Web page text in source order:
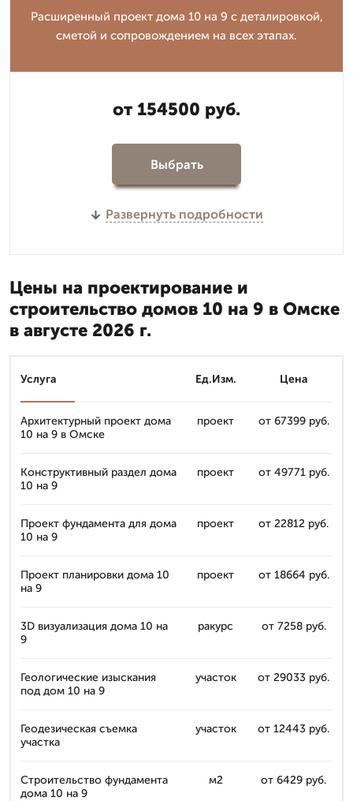
Расширенный проект дома 10 на 9 с деталировкой,
сметой и сопровождением на всех этапах.
от 154500 руб.
Выбрать
Развернуть подробности
Цены на проектирование и
строительство домов 10 на 9 в Омске
в августе 2026 г.
Услуга Ед.Изм. Цена
Архитектурный проект дома
10 на 9 в Омске
проект от 67399 руб.
Конструктивный раздел дома
10 на 9
проект от 49771 руб.
Проект фундамента для дома
10 на 9
проект от 22812 руб.
Проект планировки дома 10
на 9
проект от 18664 руб.
3D визуализация дома 10 на
9
ракурс от 7258 руб.
Геологические изыскания
под дом 10 на 9
участок от 29033 руб.
Геодезическая съемка
участка
участок от 12443 руб.
Строительство фундамента
дома 10 на 9
м2 от 6429 руб.